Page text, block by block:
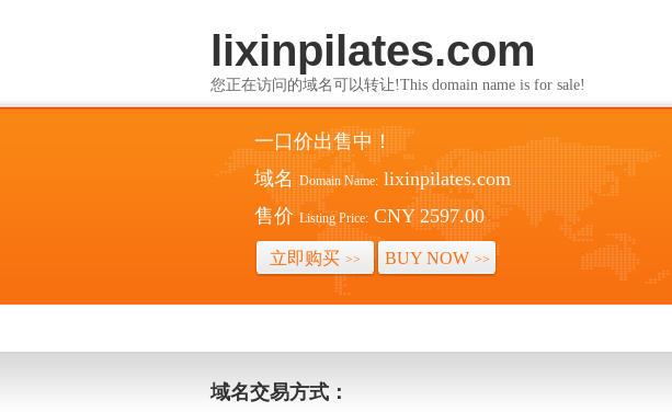
lixinpilates.com
您正在访问的域名可以转让!This domain name is for sale!
一口价出售中！
域名 Domain Name: lixinpilates.com
售价 Listing Price: CNY 2597.00
立即购买 >> BUY NOW >>
域名交易方式：